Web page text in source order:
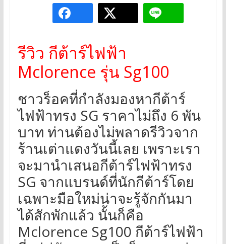
รีวิว กีต้าร์ไฟฟ้า
Mclorence รุ่น Sg100
ชาวร็อคที่กำลังมองหากีต้าร์
ไฟฟ้าทรง SG ราคาไม่ถึง 6 พัน
บาท ท่านต้องไม่พลาดรีวิวจาก
ร้านเต่าแดงวันนี้เลย เพราะเรา
จะมานำเสนอกีต้าร์ไฟฟ้าทรง
SG จากแบรนด์ที่นักกีต้าร์โดย
เฉพาะมือใหม่น่าจะรู้จักกันมา
ได้สักพักแล้ว นั้นก็คือ
Mclorence Sg100 กีต้าร์ไฟฟ้า